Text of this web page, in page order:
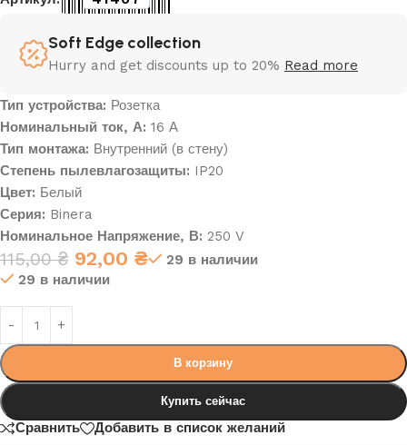
Soft Edge collection
Hurry and get discounts up to 20% Read more
Тип устройства: Розетка
Номинальный ток, А: 16 А
Тип монтажа: Внутренний (в стену)
Степень пылевлагозащиты: IP20
Цвет: Белый
Серия: Binera
Номинальное Напряжение, В: 250 V
115,00₴ 92,00 ₴
29 в наличии
29 в наличии
В корзину
Купить сейчас
Сравнить Добавить в список желаний